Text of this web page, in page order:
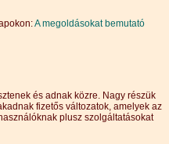
A megoldásokat bemutató
és adnak közre. Nagy részük
fizetős változatok, amelyek az
plusz szolgáltatásokat